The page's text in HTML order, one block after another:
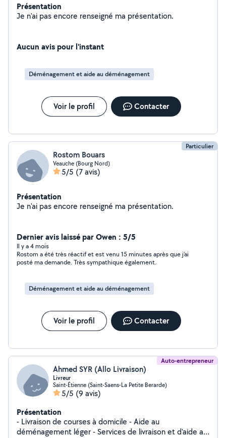
Présentation
Je n'ai pas encore renseigné ma présentation.
Aucun avis pour l'instant
Déménagement et aide au déménagement
Voir le profil Contacter
Particulier
Rostom Bouars
Veauche (Bourg Nord)
5/5 (7 avis)
Présentation
Je n'ai pas encore renseigné ma présentation.
Dernier avis laissé par Owen : 5/5
Il y a 4 mois
Rostom a été très réactif et est venu 15 minutes après que j'ai
posté ma demande. Très sympathique également.
Déménagement et aide au déménagement
Voir le profil Contacter
Auto-entrepreneur
Ahmed SYR (Allo Livraison)
Livreur
Saint-Étienne (Saint-Saens-La Petite Berarde)
5/5 (9 avis)
Présentation
- Livraison de courses à domicile - Aide au
déménagement léger - Services de livraison et d'aide au